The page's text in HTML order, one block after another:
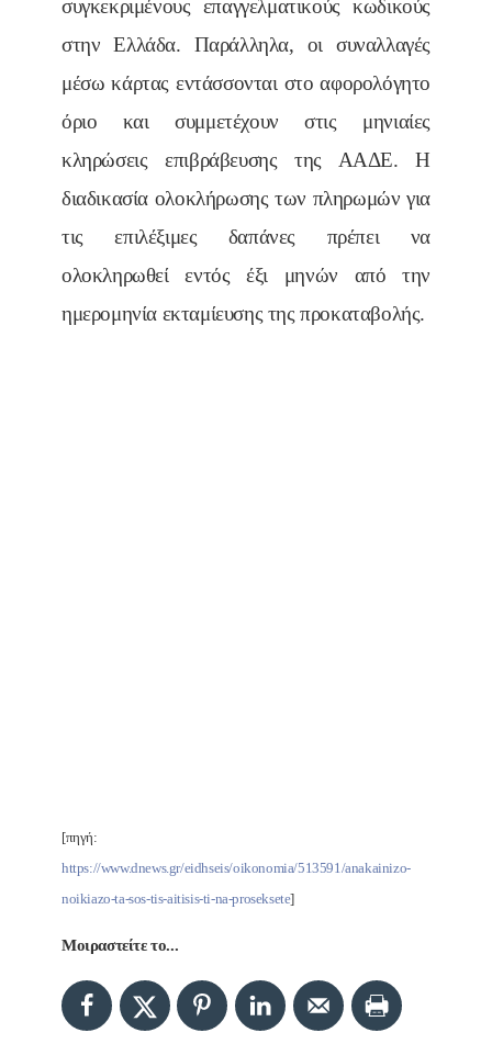
συγκεκριμένους επαγγελματικούς κωδικούς
στην Ελλάδα. Παράλληλα, οι συναλλαγές
μέσω κάρτας εντάσσονται στο αφορολόγητο
όριο και συμμετέχουν στις μηνιαίες
κληρώσεις επιβράβευσης της ΑΑΔΕ.Η
διαδικασία ολοκλήρωσης των πληρωμών για
τις επιλέξιμες δαπάνες πρέπει να
ολοκληρωθεί εντός έξι μηνών από την
ημερομηνία εκταμίευσης της προκαταβολής.
[πηγή:
https://www.dnews.gr/eidhseis/oikonomia/513591/anakainizo-
noikiazo-ta-sos-tis-aitisis-ti-na-proseksete]
Μοιραστείτε το...